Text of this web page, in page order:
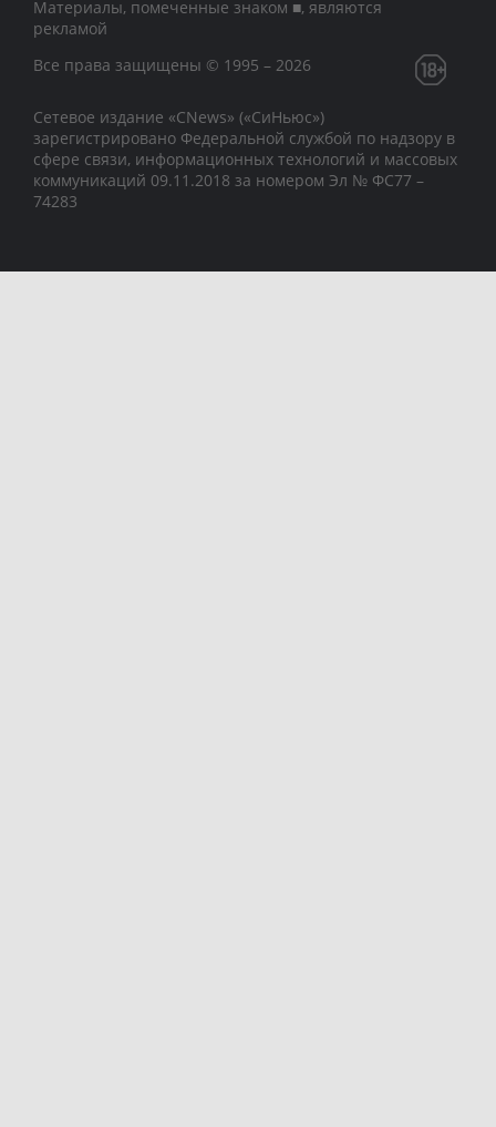
Материалы, помеченные знаком ■, являются
рекламой
Все права защищены © 1995 – 2026
Сетевое издание «CNews» («СиНьюс»)
зарегистрировано Федеральной службой по надзору в
сфере связи, информационных технологий и массовых
коммуникаций 09.11.2018 за номером Эл № ФС77 –
74283